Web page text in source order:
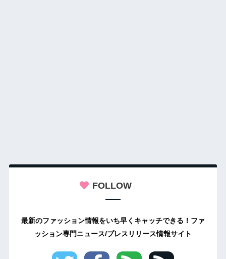
FOLLOW
最新のファッション情報をいち早くキャッチできる！ファ
ッション専門ニュース/プレスリリース情報サイト